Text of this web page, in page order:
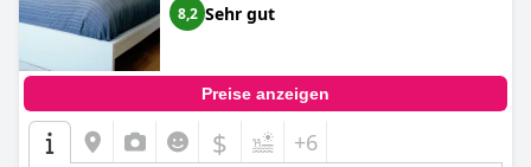
8,2 Sehr gut
Preise anzeigen
$ +6